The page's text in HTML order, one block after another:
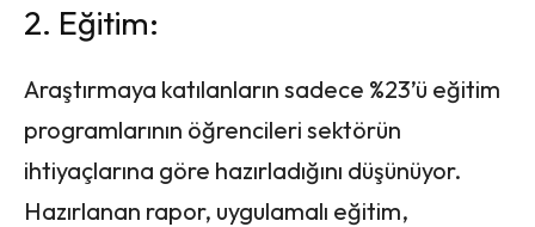
2. Eğitim:
Araştırmaya katılanların sadece %23’ü eğitim
programlarının öğrencileri sektörün
ihtiyaçlarına göre hazırladığını düşünüyor.
Hazırlanan rapor, uygulamalı eğitim,